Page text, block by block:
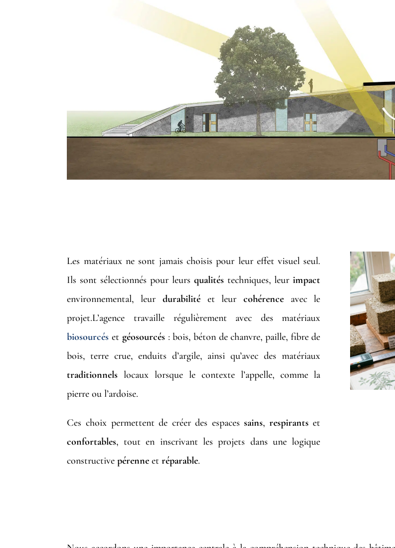
Les matériaux ne sont jamais choisis pour leur effet visuel seul.
Ils sont sélectionnés pour leursqualités techniques, leurimpact
environnemental, leur durabilitéet leur cohérence avec le
projet.L’agence travaille régulièrement avec des matériaux
biosourcés et géosourcés : bois, béton de chanvre, paille, fibre de
bois, terre crue, enduits d’argile, ainsi qu’avec des matériaux
traditionnels locaux lorsque le contexte l’appelle, comme la
pierre ou l’ardoise.
Ces choix permettent de créer des espacessains, respirants et
confortables, tout en inscrivant les projets dans une logique
constructivepérenne etréparable.